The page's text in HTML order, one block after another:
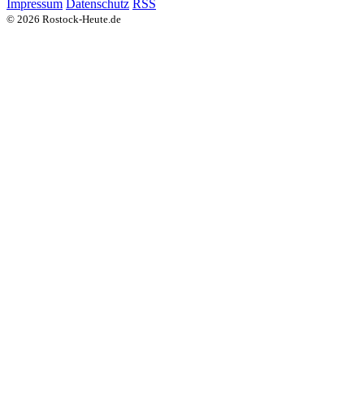
Impressum Datenschutz RSS
© 2026 Rostock-Heute.de